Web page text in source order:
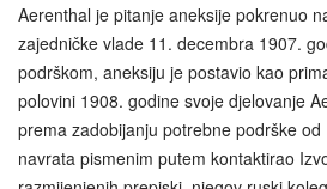
Aerenthal je pitanje aneksije pokrenuo
zajedničke vlade 11. decembra 1907.
podrškom, aneksiju je postavio kao
polovini 1908. godine svoje djelovanje
prema zadobijanju potrebne podrške
navrata pismenim putem kontaktirao